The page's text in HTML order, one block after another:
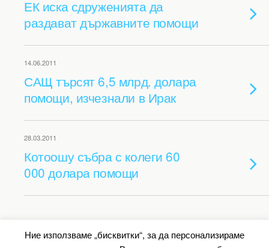
ЕК иска сдруженията да
раздават държавните помощи
14.06.2011
САЩ търсят 6,5 млрд. долара
помощи, изчезнали в Ирак
28.03.2011
Котоошу събра с колеги 60
000 долара помощи
Back to top
Ние използваме „бисквитки“, за да персонализираме